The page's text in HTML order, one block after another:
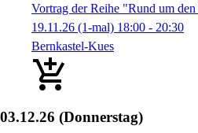
Vortrag der Reihe "Rund um
19.11.26 (1-mal) 18:00 - 20:30
Bernkastel-Kues
03.12.26 (Donnerstag)